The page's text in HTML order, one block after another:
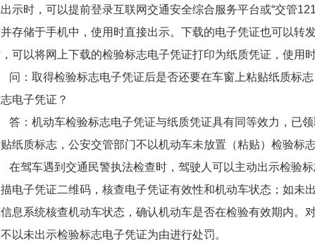
示时，可以提前登录互联网交通安全综合服务平台或“交管
存储于手机中，使用时直接出示。下载的电子凭证也可以转
可以将网上下载的检验标志电子凭证打印为纸质凭证，使用
问：取得检验标志电子凭证后是否还要在车窗上粘贴纸质标
电子凭证？
答：机动车检验标志电子凭证与纸质凭证具有同等效力，已
纸质标志，公安交管部门不以机动车未放置（粘贴）检验标
在驾车遇到交通民警执法检查时，驾驶人可以主动出示检验
电子凭证二维码，核查电子凭证有效性和机动车状态；如未
息系统核查机动车状态，确认机动车是否在检验有效期内。
以未出示检验标志电子凭证为由进行处罚。